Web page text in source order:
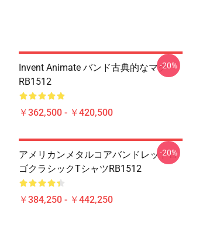
Invent Animate バンド古典的なマグ
RB1512
￥362,500 - ￥420,500
-20%
アメリカンメタルコアバンドレッドロ
ゴクラシックTシャツRB1512
￥384,250 - ￥442,250
-20%